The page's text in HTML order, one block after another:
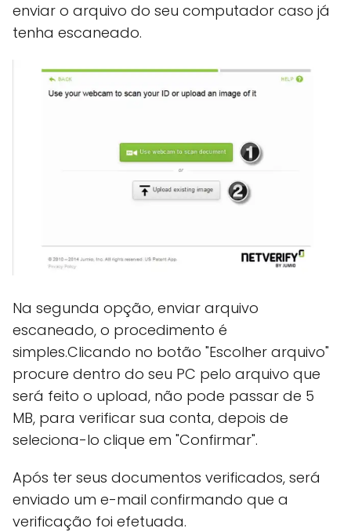
enviar o arquivo do seu computador caso já
tenha escaneado.
Na segunda opção, enviar arquivo
escaneado, o procedimento é
simples.Clicando no botão "Escolher arquivo"
procure dentro do seu PC pelo arquivo que
será feito o upload, não pode passar de 5
MB, para verificar sua conta, depois de
seleciona-lo clique em "Confirmar".
Após ter seus documentos verificados, será
enviado um e-mail confirmando que a
verificação foi efetuada.